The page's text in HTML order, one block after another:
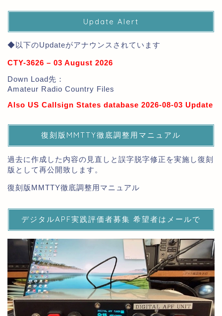
Update Alert
◆以下のUpdateがアナウンスされています
CTY-3626 – 03 August 2026
Down Load先：
Amateur Radio Country Files
Also US Callsign States database 2026-08-03 Update
復刻版MMTTY徹底調整用マニュアル
過去に作成した内容の見直しと誤字脱字修正を実施し復刻
版として再公開致します。
復刻版MMTTY徹底調整用マニュアル
デジタルAPF実践評価者募集 希望者はメールで